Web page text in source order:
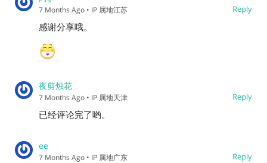
Reply
7 Months Ago • IP 属地江苏
感谢分享哦。
夜剪烛花
Reply
7 Months Ago • IP 属地天津
已经评论完了哟。
ee
Reply
7 Months Ago • IP 属地广东